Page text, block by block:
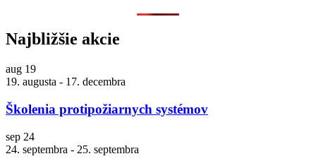
Najbližšie akcie
aug 19
19. augusta - 17. decembra
Školenia protipožiarnych systémov
sep 24
24. septembra - 25. septembra